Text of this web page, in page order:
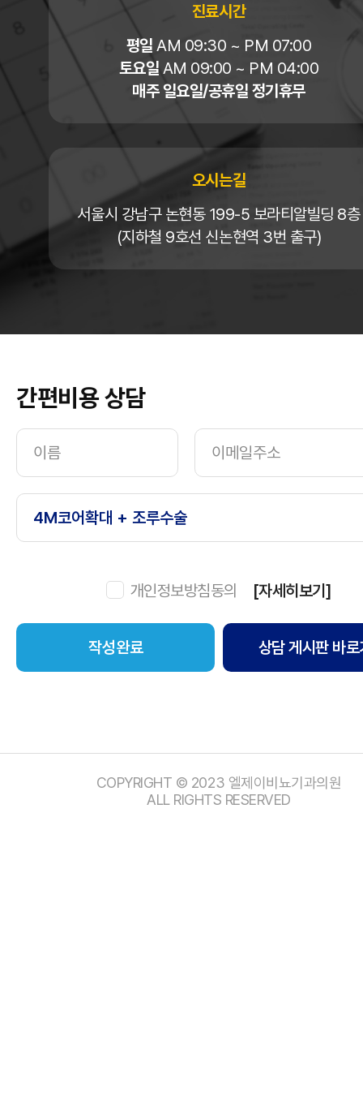
진료시간
평일 AM 09:30 ~ PM 07:00
토요일 AM 09:00 ~ PM 04:00
매주 일요일/공휴일 정기휴무
오시는길
서울시 강남구 논현동 199-5 보라티알빌딩 8층
(지하철 9호선 신논현역 3번 출구)
간편비용 상담
개인정보방침동의 [자세히보기]
상담 게시판 바
COPYRIGHT © 2023 엘제이비뇨기과의원
ALL RIGHTS RESERVED